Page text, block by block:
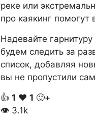
реке или
про каякинг
Надевайте
будем следить за
список, добавляя
вы не пропустили
👍 1 ❤️ 1 🙂+
👁 3.1k